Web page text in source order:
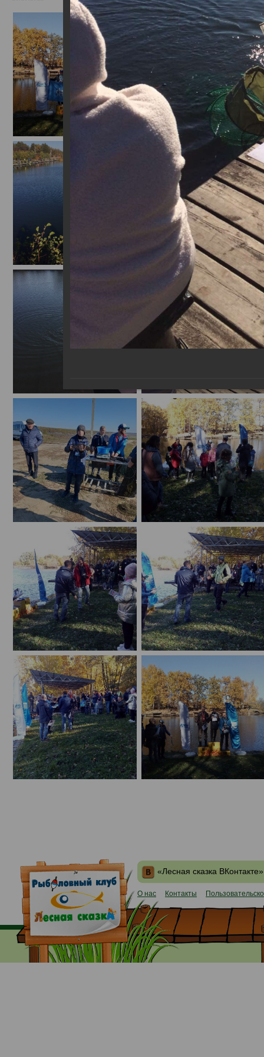
«Лесная сказка ВКонтакте»
О нас Контакты